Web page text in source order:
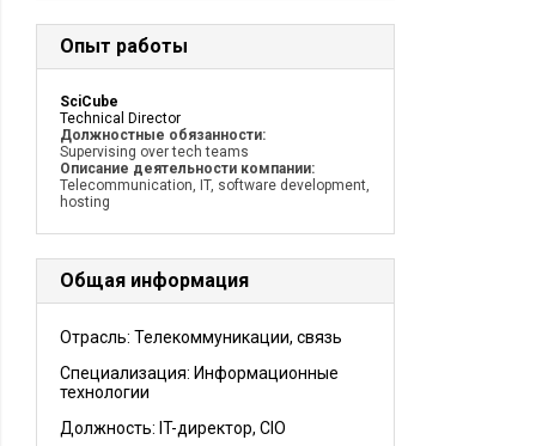
Опыт работы
SciCube
Technical Director
Должностные обязанности:
Supervising over tech teams
Описание деятельности компании:
Telecommunication, IT, software development,
hosting
Общая информация
Отрасль: Телекоммуникации, связь
Специализация: Информационные
технологии
Должность: IT-директор, CIO